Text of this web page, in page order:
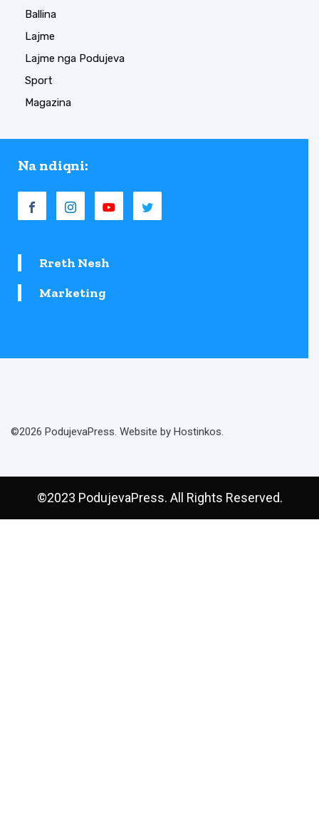
Ballina
Lajme
Lajme nga Podujeva
Sport
Magazina
Na ndiqni:
Rreth Nesh
Marketing
©2026 PodujevaPress. Website by Hostinkos.
©2023 PodujevaPress. All Rights Reserved.